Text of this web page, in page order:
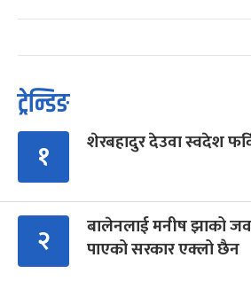
ट्रेन्डिङ
१ शेरबहादुर देउवा स्वदेश
२
बालेनलाई मनीष झाको
पाएको सरकार एक्लो छैन